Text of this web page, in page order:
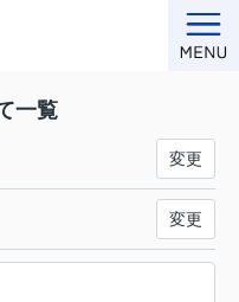
一覧
変更
変更